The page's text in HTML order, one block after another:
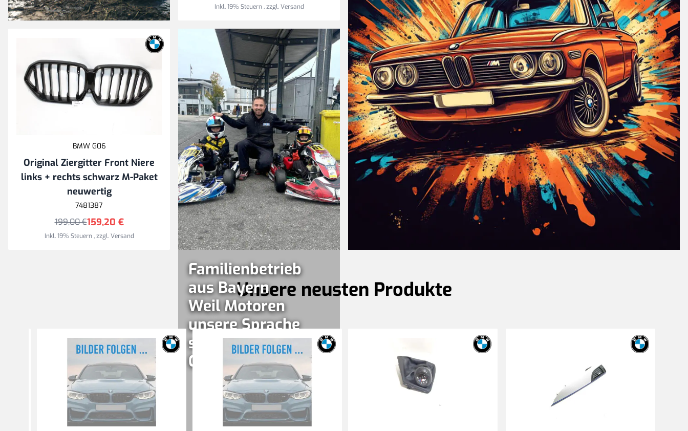
sparen
Gebrauchte BMW
und MINI
Ersatzteile für
Geldbeutel!
Inkl. 19% Steuern,zzgl.Versand
BMW G06
Original Ziergitter Front Niere
links + rechts schwarz M-Paket
neuwertig
7481387
159,20 €
199,00 €
Inkl. 19% Steuern,zzgl.Versand
Familienbetrieb
aus Bayern
Weil Motoren
unsere Sprache
sind – seit
Generationen
Unsere neusten Produkte